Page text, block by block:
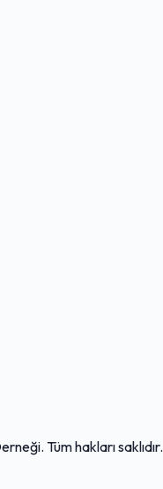
Tüm hakları saklıdır.